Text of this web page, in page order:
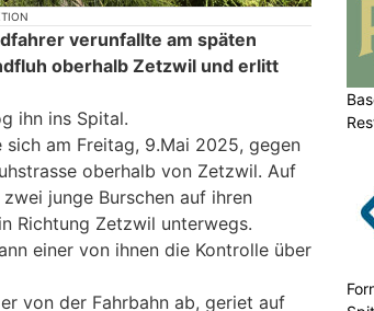
verunfallte am späten
oberhalb Zetzwil und erlitt
ihn ins Spital.
am Freitag, 9.Mai 2025, gegen
oberhalb von Zetzwil. Auf
junge Burschen auf ihren
Richtung Zetzwil unterwegs.
einer von ihnen die Kontrolle über
von der Fahrbahn ab, geriet auf